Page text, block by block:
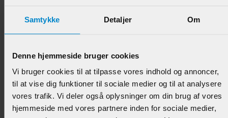
Samtykke Detaljer Om
Denne hjemmeside bruger cookies
Vi bruger cookies til at tilpasse vores indhold og annoncer,
til at vise dig funktioner til sociale medier og til at analysere
vores trafik. Vi deler også oplysninger om din brug af vores
hjemmeside med vores partnere inden for sociale medier,